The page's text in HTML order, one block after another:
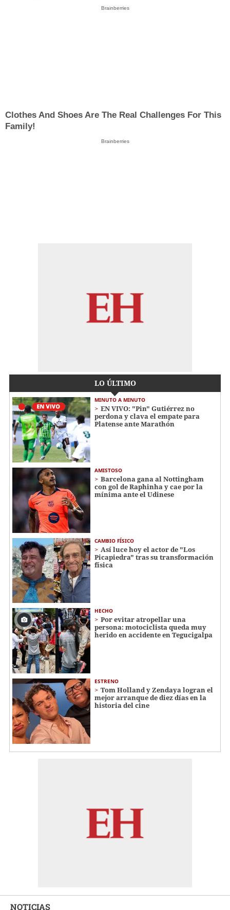
Brainberries
Clothes And Shoes Are The Real Challenges For This
Family!
Brainberries
LO ÚLTIMO
MINUTO A MINUTO
EN VIVO: "Pin" Gutiérrez no
perdona y clava el empate para
Platense ante Marathón
AMISTOSO
Barcelona gana al Nottingham
con gol de Raphinha y cae por la
mínima ante el Udinese
CAMBIO FÍSICO
Así luce hoy el actor de "Los
Picapiedra" tras su transformación
física
HECHO
Por evitar atropellar una
persona: motociclista queda muy
herido en accidente en Tegucigalpa
ESTRENO
Tom Holland y Zendaya logran el
mejor arranque de diez días en la
historia del cine
NOTICIAS